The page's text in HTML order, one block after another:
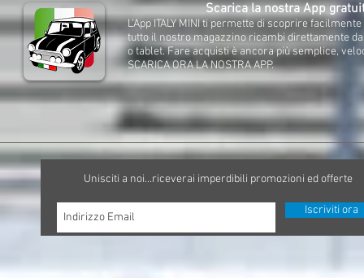
Scarica la nostra App
L'App ITALY MINI ti permette di scoprire
tutto il nostro magazzino ricambi direttamente
o tablet. Fare acquisti è ancora più semplice,
SCARICA ORA LA NOSTRA APP.
Unisciti a noi...riceverai imperdibili promozioni ed offerte
Iscriviti ora